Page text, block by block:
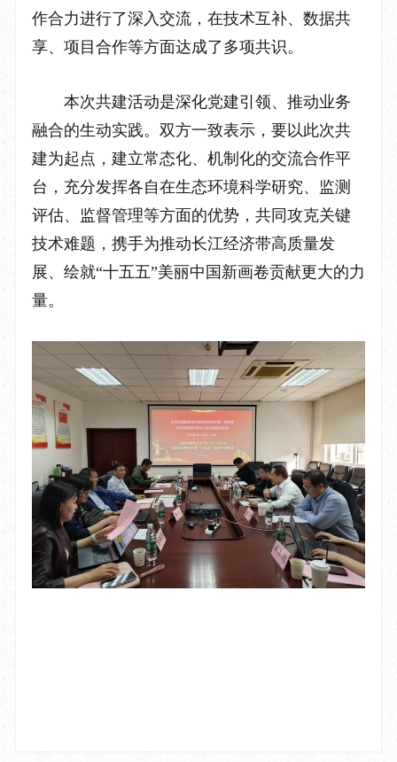
作合力进行了深入交流，在技术互补、数据共
享、项目合作等方面达成了多项共识。
本次共建活动是深化党建引领、推动业务
融合的生动实践。双方一致表示，要以此次共
建为起点，建立常态化、机制化的交流合作平
台，充分发挥各自在生态环境科学研究、监测
评估、监督管理等方面的优势，共同攻克关键
技术难题，携手为推动长江经济带高质量发
展、绘就“十五五”美丽中国新画卷贡献更大的力
量。